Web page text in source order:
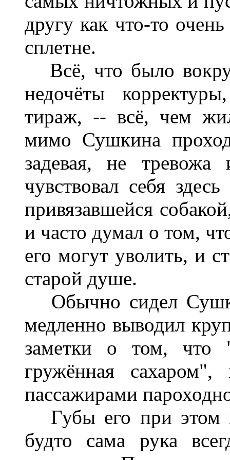
другу как что-то
сплетне.
Всё, что было
недочёты
тираж, -- всё, чем
мимо Сушкина
задевая, не
чувствовал себя
привязавшейся
и часто думал о том,
его могут уволить, и
старой душе.
Обычно сидел
медленно выводил
заметки о том, что
гружённая
пассажирами
Губы его при этом
будто сама рука